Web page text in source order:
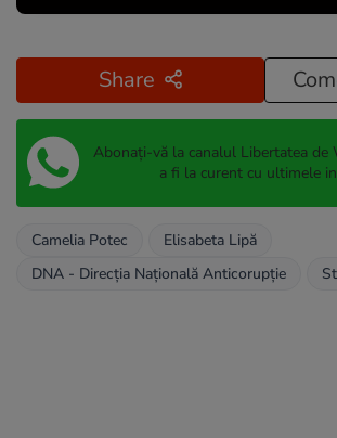
Share
Abonați-vă la canalul Libertatea de
a fi la curent cu ultimele
Camelia Potec
Elisabeta Lipă
DNA - Direcția Națională Anticorupție